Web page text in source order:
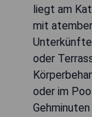
liegt am
mit
oder
oder im